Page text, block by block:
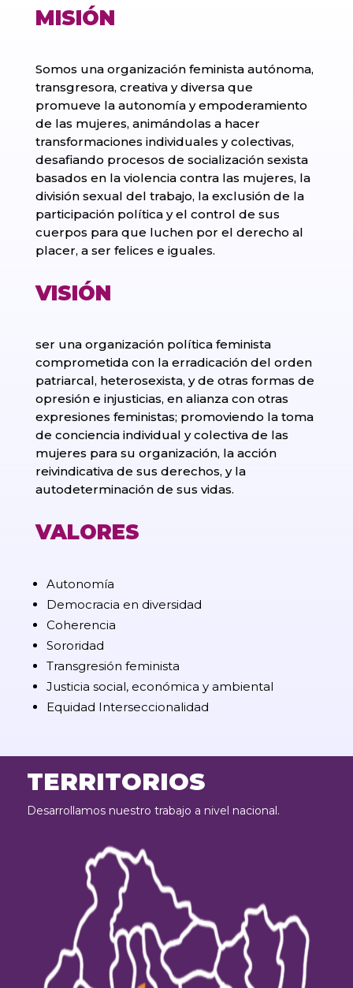
MISIÓN
Somos una organización feminista autónoma,
transgresora, creativa y diversa que
promueve la autonomía y empoderamiento
de las mujeres, animándolas a hacer
transformaciones individuales y colectivas,
desafiando procesos de socialización sexista
basados en la violencia contra las mujeres, la
división sexual del trabajo, la exclusión de la
participación política y el control de sus
cuerpos para que luchen por el derecho al
placer, a ser felices e iguales.
VISIÓN
ser una organización política feminista
comprometida con la erradicación del orden
patriarcal, heterosexista, y de otras formas de
opresión e injusticias, en alianza con otras
expresiones feministas; promoviendo la toma
de conciencia individual y colectiva de las
mujeres para su organización, la acción
reivindicativa de sus derechos, y la
autodeterminación de sus vidas.
VALORES
Autonomía
Democracia en diversidad
Coherencia
Sororidad
Transgresión feminista
Justicia social, económica y ambiental
Equidad Interseccionalidad
TERRITORIOS
Desarrollamos nuestro trabajo a nivel nacional.